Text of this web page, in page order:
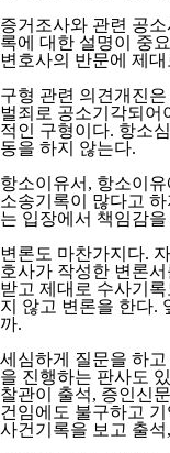
증거조사와 관련 공
록에 대한 설명이 중
변호사의 반문에 제
구형 관련 의견개진
벌죄로 공소기각되어
적인 구형이다. 항소
동을 하지 않는다.
항소이유서, 항소이
소송기록이 많다고
는 입장에서 책임감
변론도 마찬가지다.
호사가 작성한 변론
받고 제대로 수사기
지 않고 변론을 한다.
까.
세심하게 질문을 하
을 진행하는 판사도
찰관이 출석, 증인신
건임에도 불구하고
사건기록을 보고 출